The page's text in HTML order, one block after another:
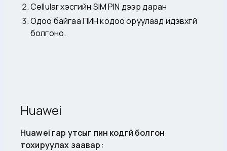
Cellular хэсгийн SIM PIN дээр даран
Одоо байгаа ПИН кодоо оруулаад идэвхгүй
болгоно.
Huawei
Huawei гар утсыг пин кодгүй болгон
тохируулах заавар: